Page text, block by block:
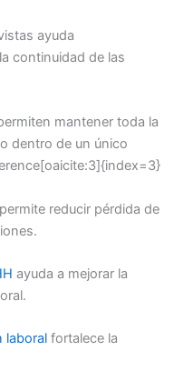
ayuda
continuidad de las
mantener toda la
dentro de un único
permite reducir pérdida de
ayuda a mejorar la
laboral fortalece la